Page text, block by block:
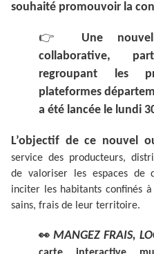
souhaité promouvoir la
👉 Une
collaborative,
regroupant les
plateformes
a été lancée le lundi
L’objectif de ce nouvel
service des producteurs,
de valoriser les espaces
inciter les habitants confinés
sains, frais de leur territoire.
👀 MANGEZ FRAIS,